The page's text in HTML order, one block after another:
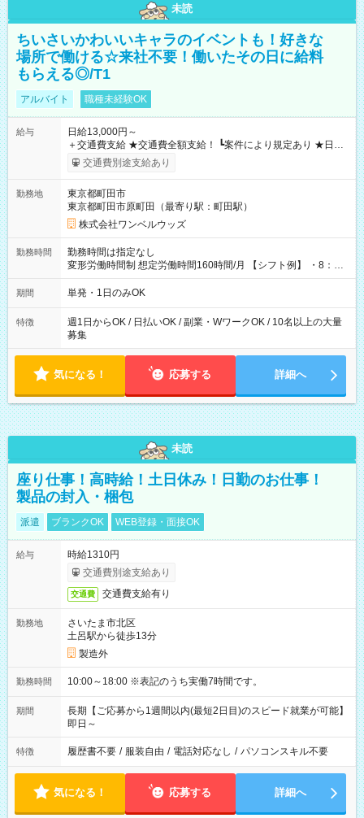
未読
ちいさいかわいいキャラのイベントも！好きな
場所で働ける☆来社不要！働いたその日に給料
もらえる◎/T1
アルバイト 職種未経験OK
給与
日給13,000円～
＋交通費支給 ★交通費全額支給！ ┗案件により規定あり ★日払
いOK！（規定あり） ┗働いたその日に現金GET♪ お仕事後はコ
ンビニATMから 日払い分を引き落とせます！ 【試用期間】試
交通費別途支給あり
勤務地
東京都町田市
東京都町田市原町田（最寄り駅：町田駅）
株式会社ワンベルウッズ
勤務時間
勤務時間は指定なし
変形労働時間制 想定労働時間160時間/月 【シフト例】 ・8：00
～21：00
期間 単発・1日のみOK
特徴
週1日からOK / 日払いOK / 副業・WワークOK / 10名以上の大量
募集
気になる！ 応募する 詳細へ
未読
座り仕事！高時給！土日休み！日勤のお仕事！
製品の封入・梱包
派遣 ブランクOK WEB登録・面接OK
給与
時給1310円
交通費別途支給あり
交通費 交通費支給有り
勤務地
さいたま市北区
土呂駅から徒歩13分
製造外
勤務時間 10:00～18:00 ※表記のうち実働7時間です。
期間
長期【ご応募から1週間以内(最短2日目)のスピード就業が可能】
即日～
特徴 履歴書不要 / 服装自由 / 電話対応なし / パソコンスキル不要
気になる！ 応募する 詳細へ